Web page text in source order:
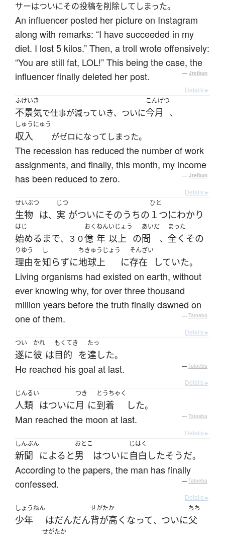
サーはついにその投稿を削除してしまった。
An influencer posted her picture on Instagram
along with remarks: “I have succeeded in my
diet. I lost 5 kilos.” Then, a troll wrote offensively:
“You are still fat, LOL!” This being the case, the
influencer finally deleted her post.
— Jreibun
Details ▸
ふけいき
不景気で仕事が減っていき、ついに
こんげつ
今月 、
しゅうにゅう
収入 がゼロになってしまった。
The recession has reduced the number of work
assignments, and finally, this month, my income
has been reduced to zero.
— Jreibun
Details ▸
せいぶつ
生物 は、
じつ
実 がついにそのうちの
ひと
１つにわかり
はじ
始める まで、３０
おく
億
ねん
年
いじょう
以上 の
あいだ
間 、
まった
全く その
りゆう
理由を
し
知らずに
ちきゅうじょう
地球上 に
そんざい
存在 していた。
Living organisms had existed on earth, without
ever knowing why, for over three thousand
million years before the truth finally dawned on
one of them.
— Tatoeba
Details ▸
つい
遂に
かれ
彼 は
もくてき
目的 を
たっ
達した。
He reached his goal at last. — Tatoeba
Details ▸
じんるい
人類 はついに
つき
月 に
とうちゃく
到着 した。
Man reached the moon at last. — Tatoeba
Details ▸
しんぶん
新聞 によると
おとこ
男 はついに
じはく
自白 したそうだ。
According to the papers, the man has finally
confessed.
— Tatoeba
Details ▸
しょうねん
少年 はだんだん
せがたか
背が高く なって、 ついに
ちち
父
せがたか